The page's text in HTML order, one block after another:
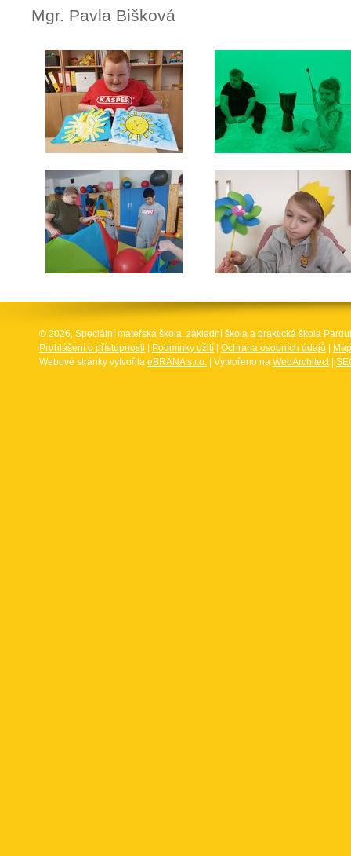
Mgr. Pavla Bišková
© 2026, Speciální mateřská škola, základní škola a praktická škola
Prohlášení o přístupnosti
Podmínky užití Ochrana osobních údajů
Webové stránky vytvořila eBRÁNA s.r.o. | Vytvořeno na WebArchitect|